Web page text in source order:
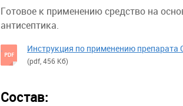
Готовое к применению средство на
антисептика.
Инструкция по применению препарата
(pdf, 456 Кб)
Состав: